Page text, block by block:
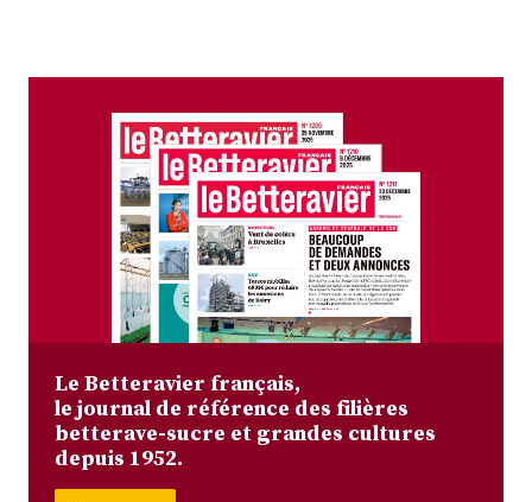
Le Betteravier français,
le journal de référence des filières
betterave-sucre et grandes cultures
depuis 1952.